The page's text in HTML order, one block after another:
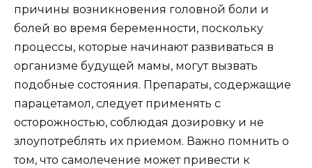
причины возникновения головной боли и
болей во время беременности, поскольку
процессы, которые начинают развиваться в
организме будущей мамы, могут вызвать
подобные состояния. Препараты, содержащие
парацетамол, следует применять с
осторожностью, соблюдая дозировку и не
злоупотреблять их приемом. Важно помнить о
том, что самолечение может привести к